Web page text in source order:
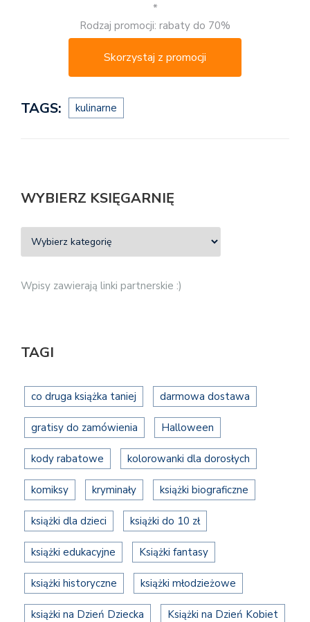
*
Rodzaj promocji: rabaty do 70%
Skorzystaj z promocji
TAGS: kulinarne
WYBIERZ KSIĘGARNIĘ
Wpisy zawierają linki partnerskie :)
TAGI
co druga książka taniej darmowa dostawa
gratisy do zamówienia Halloween
kody rabatowe kolorowanki dla dorosłych
komiksy kryminały książki biograficzne
książki dla dzieci książki do 10 zł
książki edukacyjne Książki fantasy
książki historyczne książki młodzieżowe
książki na Dzień Dziecka Książki na Dzień Kobiet